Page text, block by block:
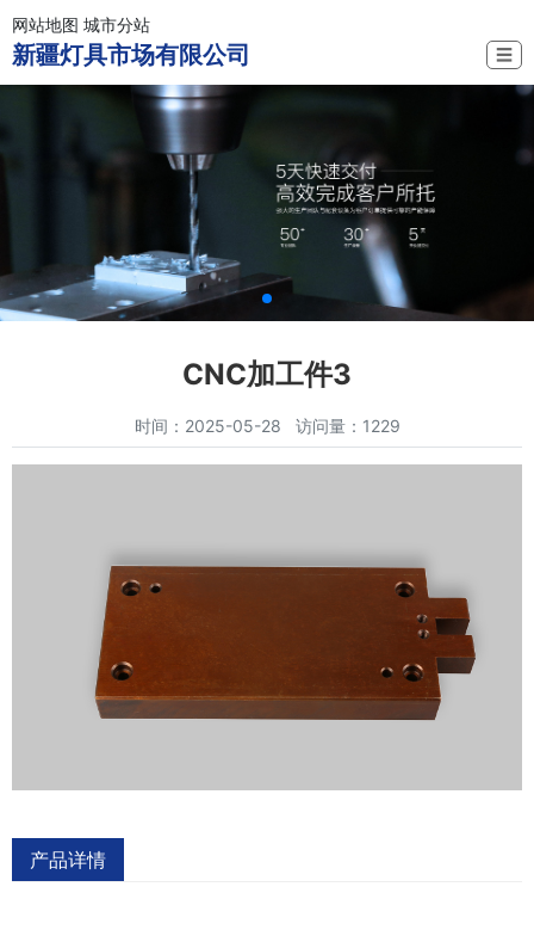
网站地图 城市分站
新疆灯具市场有限公司 ☰
CNC加工件3
时间：2025-05-28 访问量：1229
产品详情